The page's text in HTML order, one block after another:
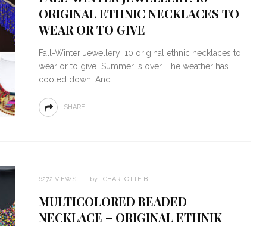
ORIGINAL ETHNIC NECKLACES TO
WEAR OR TO GIVE
Fall-Winter Jewellery: 10 original ethnic necklaces to
wear or to give Summer is over. The weather has
cooled down. And
SHARE
6272 VIEWS by : CHARLOTTE B
MULTICOLORED BEADED
NECKLACE – ORIGINAL ETHNIK